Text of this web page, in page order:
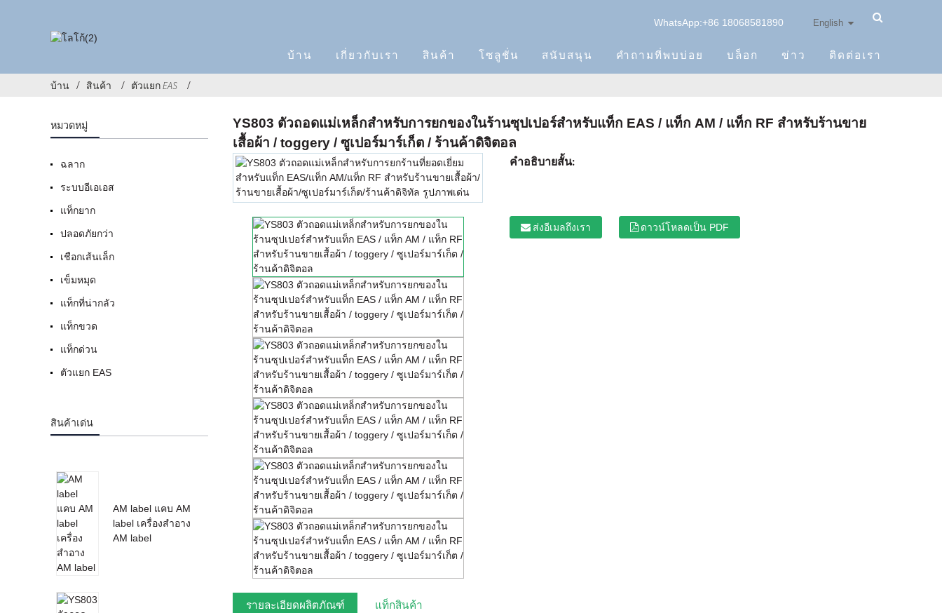
WhatsApp:+86 18068581890 English
บ้าน เกี่ยวกับเรา สินค้า โซลูชั่น สนับสนุน คำถามที่พบบ่อย บล็อก ข่าว ติดต่อเรา
บ้าน สินค้า ตัวแยก EAS
หมวดหมู่
ฉลาก
ระบบอีเอเอส
แท็กยาก
ปลอดภัยกว่า
เชือกเส้นเล็ก
เข็มหมุด
แท็กที่น่ากลัว
แท็กขวด
แท็กด่วน
ตัวแยก EAS
สินค้าเด่น
AM label แคบ AM
label เครื่องสำอาง
AM label
YS803 ตัวถอดแม่เหล็กสำหรับการยกของในร้านซุปเปอร์สำหรับแท็ก EAS / แท็ก AM / แท็ก RF สำหรับร้านขาย
เสื้อผ้า / toggery / ซูเปอร์มาร์เก็ต / ร้านค้าดิจิตอล
คำอธิบายสั้น:
ส่งอีเมลถึงเรา ดาวน์โหลดเป็น PDF
รายละเอียดผลิตภัณฑ์ แท็กสินค้า